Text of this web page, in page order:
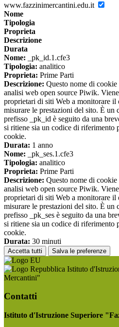
www.fazzinimercantini.edu.it
Nome
Tipologia
Proprieta
Descrizione
Durata
Nome: _pk_id.1.cfe3
Tipologia: analitico
Proprieta: Prime Parti
Descrizione: Questo nome di cookie
analisi web open source Piwik.
proprietari di siti Web a monitorare il
misurare le prestazioni del sito. È
prefisso _pk_id è seguito da una
si ritiene sia un codice di riferimento
cookie.
Durata: 1 anno
Nome: _pk_ses.1.cfe3
Tipologia: analitico
Proprieta: Prime Parti
Descrizione: Questo nome di cookie
analisi web open source Piwik.
proprietari di siti Web a monitorare il
misurare le prestazioni del sito. È
prefisso _pk_ses è seguito da una
si ritiene sia un codice di riferimento
cookie.
Durata: 30 minuti
Accetta tutti Salva le preferenze
Istituto
Mercantini"
Contatti
Istituto d'Istruzione Superiore